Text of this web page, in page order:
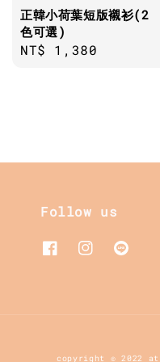
正韓小荷葉短版襯衫(2
色可選)
Regular
NT$ 1,380
Follow us
copyright © 2022